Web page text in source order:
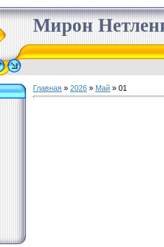
Мирон
Главная » 2026 » Май » 01